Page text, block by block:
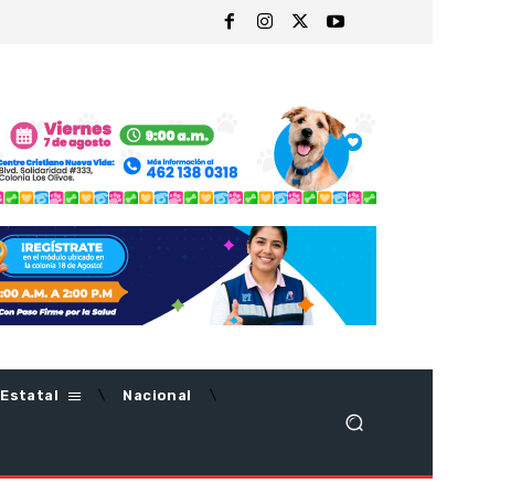
Estatal Nacional